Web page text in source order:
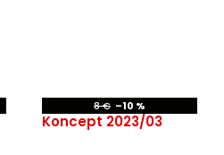
8 € –10 %
Koncept 2023/03